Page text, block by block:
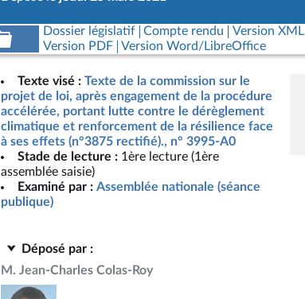
Dossier législatif Compte rendu Version XML
Version PDF
Version Word/LibreOffice
Texte visé : Texte de la commission sur le
projet de loi, après engagement de la procédure
accélérée, portant lutte contre le dérèglement
climatique et renforcement de la résilience face
à ses effets (n°3875 rectifié)., n° 3995-A0
Stade de lecture : 1ère lecture (1ère
assemblée saisie)
Examiné par : Assemblée nationale (séance
publique)
Déposé par :
M. Jean-Charles Colas-Roy